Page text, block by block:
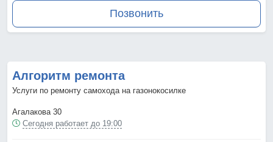
Позвонить
Алгоритм ремонта
Услуги по ремонту самохода на газонокосилке
Агалакова 30
Сегодня работает до 19:00